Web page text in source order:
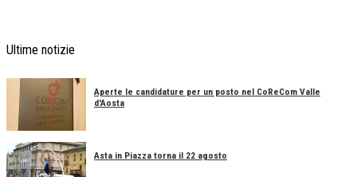
Ultime notizie
Aperte le candidature per un posto nel CoReCom Valle
d'Aosta
Asta in Piazza torna il 22 agosto